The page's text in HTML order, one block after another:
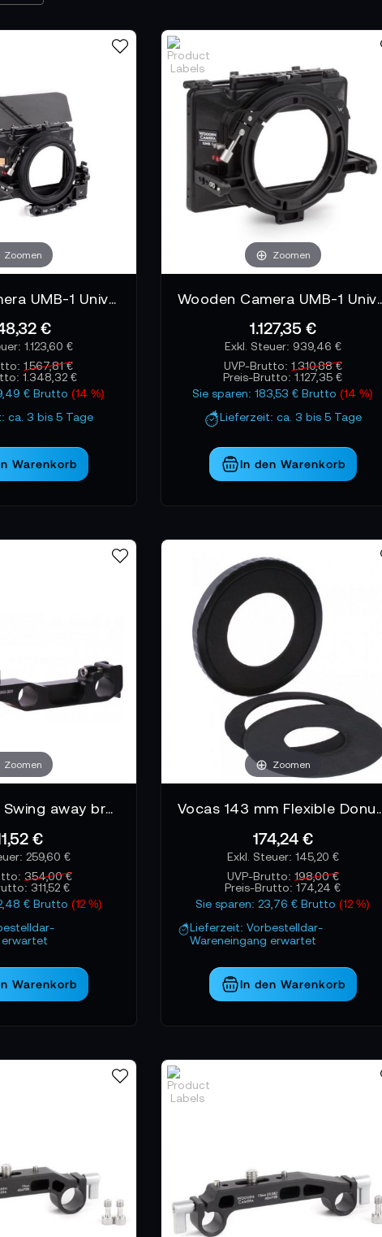
Bildgestaltung
zentraler Bestandteil vieler Matte Box Zubehörsets. Sie
Polfiltern oder Diffusionsgläsern. Dadurch entstehen
definierten Lichtkanten. Die Kamerafrau setzt Filterrahmen
präzise einstellen kann, wie stark Licht auf das Motiv
Einsatzbereitschaft
stehen häufig unter Belastung. Wind, enge Drehorte und
Schienen oder Klemmmechaniken sorgen dafür, dass
Ausfälle, weil verschlissene Teile unkompliziert
stabil und arbeitsfähig.
Zoomen
Wooden Camera UMB-1 Universal Mattebox - Swing Away
€
1.123,60 €
1.567,81 €
1.348,32 €
€ Brutto(14 %)
ca. 3 bis 5 Tage
Warenkorb
Zoomen
Wooden Camera
1.127,35 €
939,46 €
UVP-Brutto: 1.310,88 €
Preis-Brutto:1.127,35 €
Sie sparen: 183,53 € Brutto(14 %)
Lieferzeit: ca. 3 bis 5 Tage
In den Warenkorb
Zoomen
Vocas 15 mm Swing away bracket for MB-216, MB-256 & MB-43X
€
259,60 €
354,00 €
311,52 €
€ Brutto(12 %)
erwartet
Warenkorb
Zoomen
Vocas 143 mm Flexible
174,24 €
145,20 €
UVP-Brutto: 198,00 €
Preis-Brutto:174,24 €
Sie sparen: 23,76 € Brutto(12 %)
Lieferzeit: Vorbestelldar-
Wareneingang erwartet
In den Warenkorb